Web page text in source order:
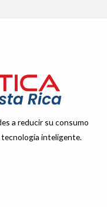
a reducir su consumo
inteligente.